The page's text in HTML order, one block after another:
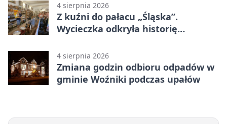
4 sierpnia 2026
Z kuźni do pałacu „Śląska”.
Wycieczka odkryła historię
4 sierpnia 2026
Zmiana godzin odbioru odpadów w
gminie Woźniki podczas upałów